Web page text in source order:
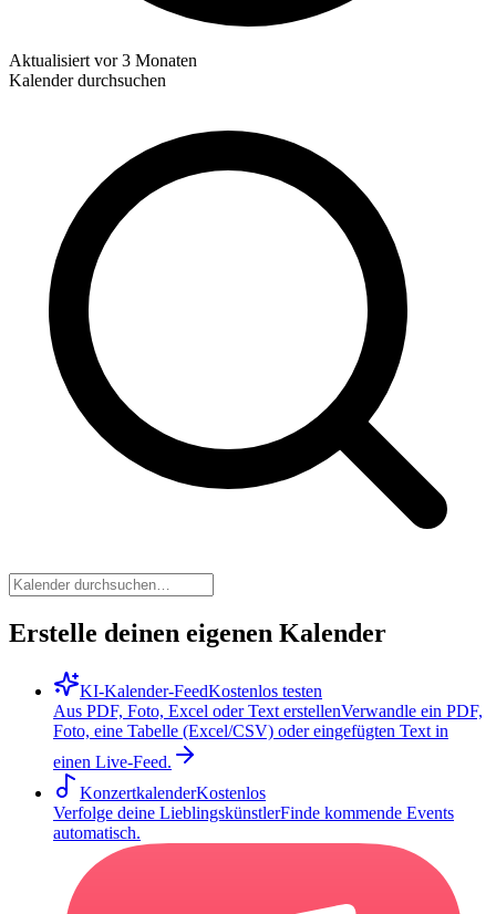
Aktualisiert vor 3 Monaten
Kalender durchsuchen
Erstelle deinen eigenen Kalender
KI-Kalender-FeedKostenlos testen
Aus PDF, Foto, Excel oder Text erstellenVerwandle ein PDF,
Foto, eine Tabelle (Excel/CSV) oder eingefügten Text in
einen Live-Feed.
KonzertkalenderKostenlos
Verfolge deine LieblingskünstlerFinde kommende Events
automatisch.